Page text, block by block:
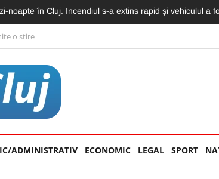
intervenția autorităților: „Nu am văzut niciun echipaj de
o stire
ADMINISTRATIV ECONOMIC LEGAL SPORT